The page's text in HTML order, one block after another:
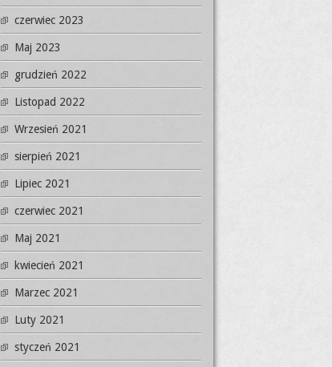
czerwiec 2023
Maj 2023
grudzień 2022
Listopad 2022
Wrzesień 2021
sierpień 2021
Lipiec 2021
czerwiec 2021
Maj 2021
kwiecień 2021
Marzec 2021
Luty 2021
styczeń 2021